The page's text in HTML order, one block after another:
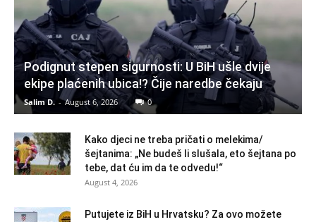
Podignut stepen sigurnosti: U BiH ušle dvije
ekipe plaćenih ubica!? Čije naredbe čekaju
Salim D. - August 6, 2026 0
Kako djeci ne treba pričati o melekima/
šejtanima: „Ne budeš li slušala, eto šejtana po
tebe, dat ću im da te odvedu!“
August 4, 2026
Putujete iz BiH u Hrvatsku? Za ovo možete